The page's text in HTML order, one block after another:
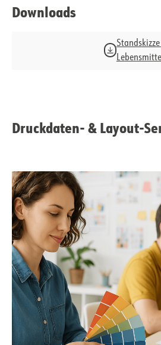
Downloads
Druckdaten- & Layout-